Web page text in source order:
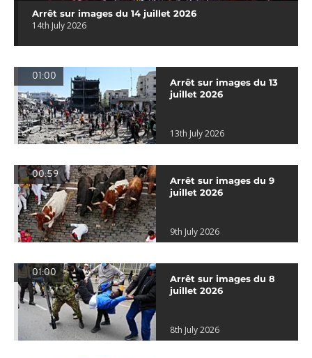
Arrêt sur images du 14 juillet 2026
14th July 2026
01:00
Arrêt sur images du 13
juillet 2026
13th July 2026
00:59
Arrêt sur images du 9
juillet 2026
9th July 2026
01:00
Arrêt sur images du 8
juillet 2026
8th July 2026